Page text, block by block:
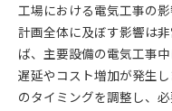
IoT活用によるダウ
IoT技術導入で
実際の現場に
電気工事にお
工場における電気工事の
計画全体に及ぼす影響は
ば、主要設備の電気工事
遅延やコスト増加が発生
のタイミングを調整し、